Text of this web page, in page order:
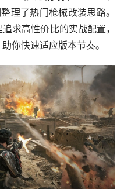
理了热门枪械改装思路。
求高性价比的实战配置，
你快速适应版本节奏。